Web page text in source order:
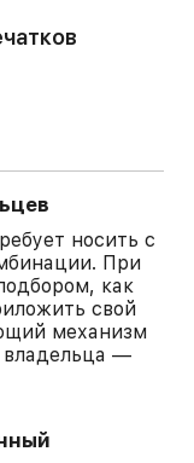
носить с
При
как
свой
механизм
владельца —